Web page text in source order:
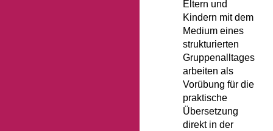
Eltern und
Kindern mit dem
Medium eines
strukturierten
Gruppenalltages
arbeiten als
Vorübung für die
praktische
Übersetzung
direkt in der